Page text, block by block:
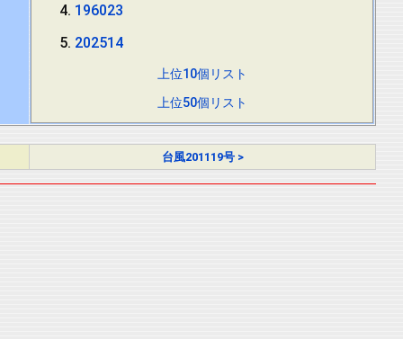
196023
202514
上位10個リスト
上位50個リスト
台風201119号 >